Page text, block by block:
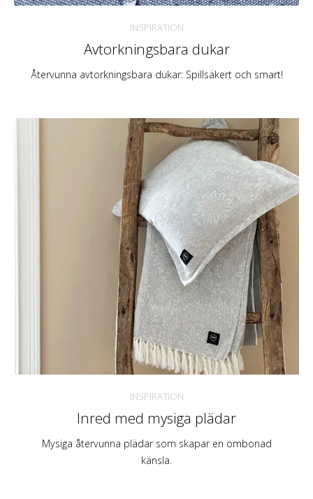
INSPIRATION
Avtorkningsbara dukar
Återvunna avtorkningsbara dukar: Spillsäkert och smart!
INSPIRATION
Inred med mysiga plädar
Mysiga återvunna plädar som skapar en ombonad
känsla.